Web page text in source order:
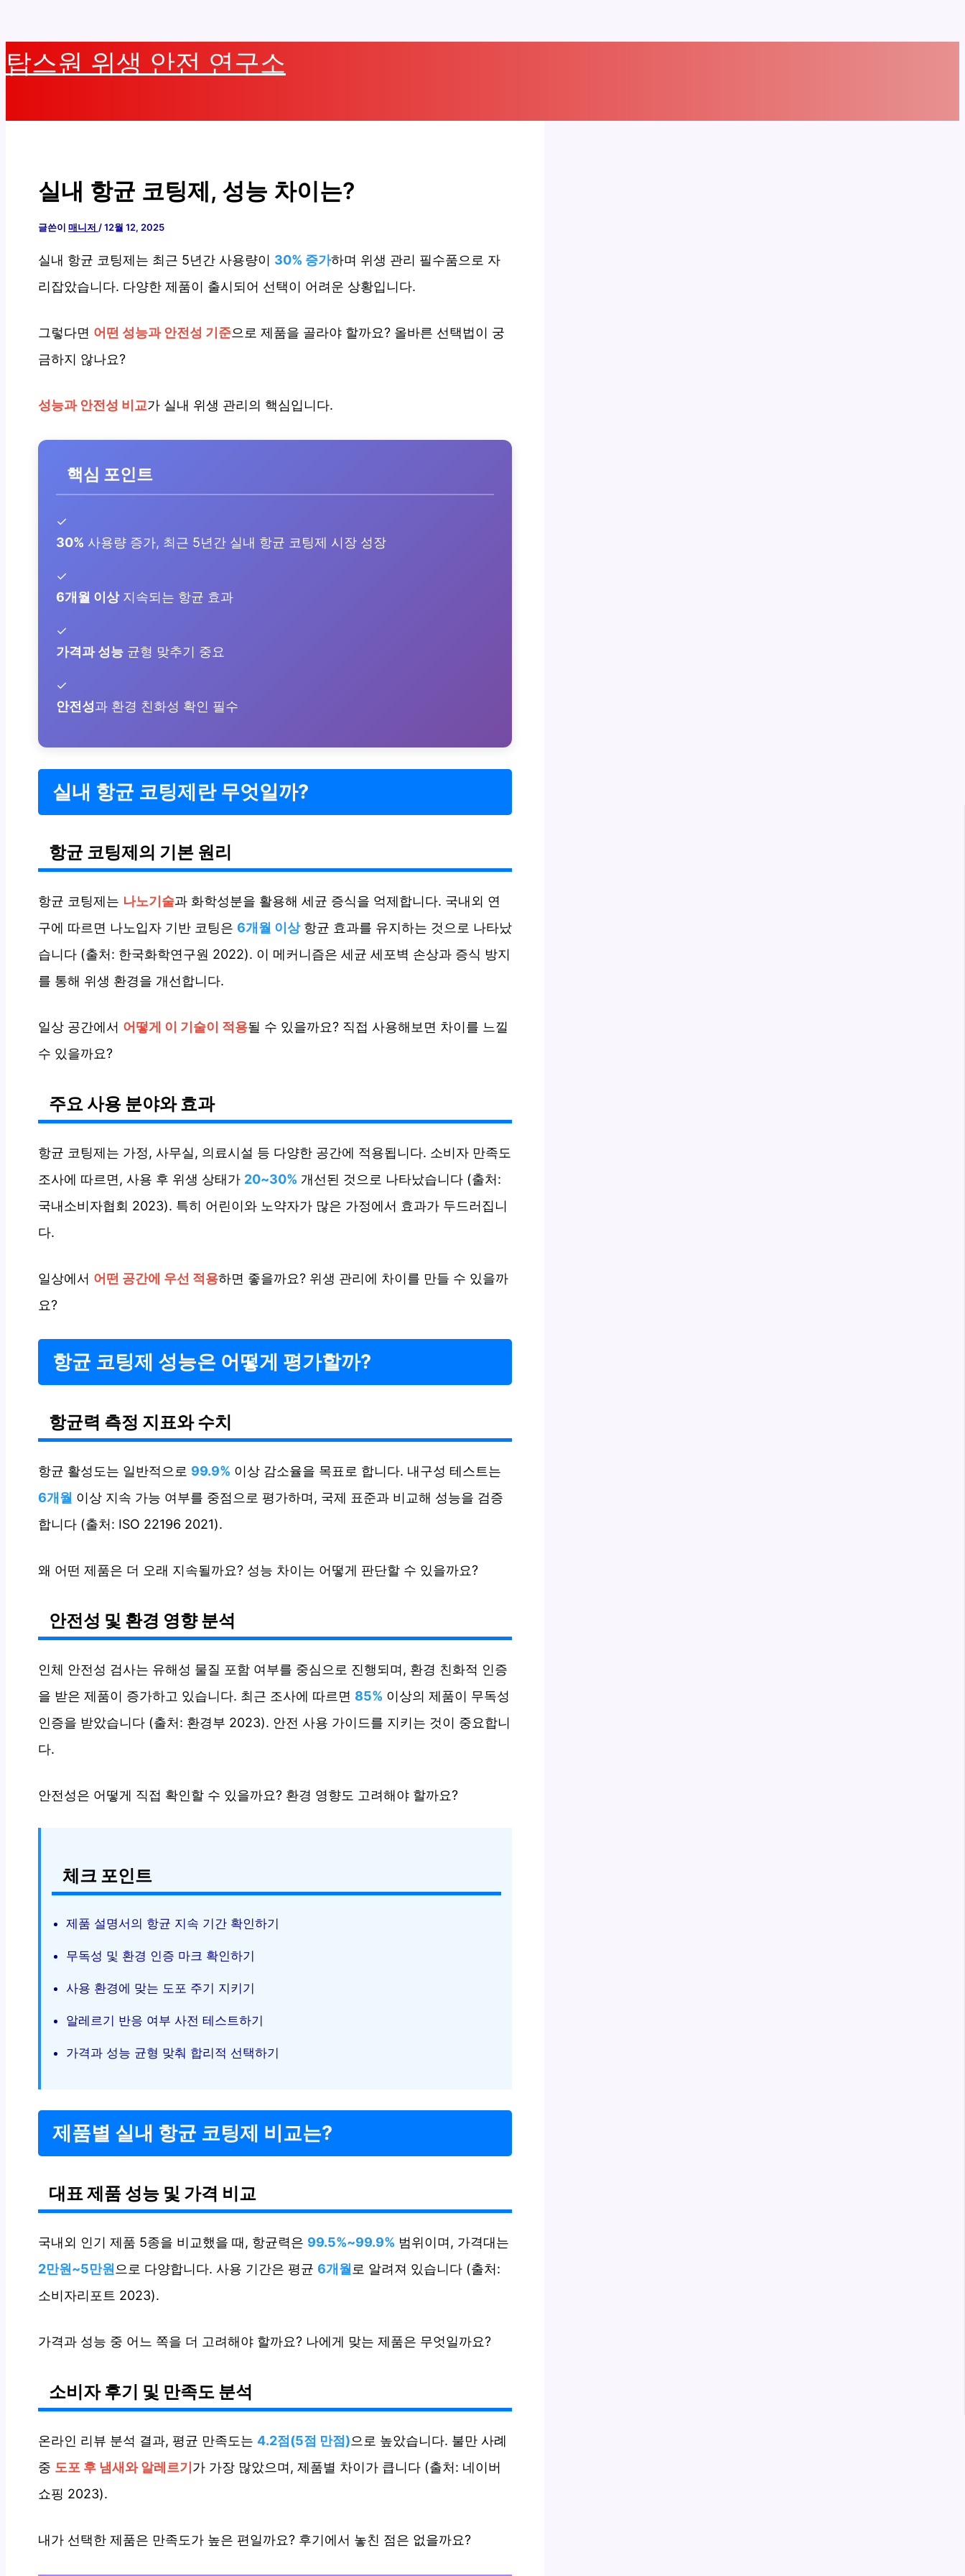
콘
텐
탑스원 위생 안전 연구소
실내 항균 코팅제, 성능 차이는?
글쓴이 매니저 /12월 12, 2025
실내 항균 코팅제는 최근 5년간 사용량이 30% 증가하며 위생 관리 필수품으로 자
리잡았습니다. 다양한 제품이 출시되어 선택이 어려운 상황입니다.
그렇다면 어떤 성능과 안전성 기준으로 제품을 골라야 할까요? 올바른 선택법이 궁
금하지 않나요?
성능과 안전성 비교가 실내 위생 관리의 핵심입니다.
핵심 포인트
✓
30% 사용량 증가, 최근 5년간 실내 항균 코팅제 시장 성장
✓
6개월 이상지속되는 항균 효과
✓
가격과 성능 균형 맞추기 중요
✓
안전성과 환경 친화성 확인 필수
실내 항균 코팅제란 무엇일까?
항균 코팅제의 기본 원리
항균 코팅제는 나노기술과 화학성분을 활용해 세균 증식을 억제합니다. 국내외 연
구에 따르면 나노입자 기반 코팅은 6개월 이상항균 효과를 유지하는 것으로 나타났
습니다 (출처: 한국화학연구원 2022). 이 메커니즘은 세균 세포벽 손상과 증식 방지
를 통해 위생 환경을 개선합니다.
일상 공간에서 어떻게 이 기술이 적용될 수 있을까요? 직접 사용해보면 차이를 느낄
수 있을까요?
주요 사용 분야와 효과
항균 코팅제는 가정, 사무실, 의료시설 등 다양한 공간에 적용됩니다. 소비자 만족도
조사에 따르면, 사용 후 위생 상태가 20~30% 개선된 것으로 나타났습니다 (출처:
국내소비자협회 2023). 특히 어린이와 노약자가 많은 가정에서 효과가 두드러집니
다.
일상에서 어떤 공간에 우선 적용하면 좋을까요? 위생 관리에 차이를 만들 수 있을까
요?
항균 코팅제 성능은 어떻게 평가할까?
항균력 측정 지표와 수치
항균 활성도는 일반적으로 99.9% 이상 감소율을 목표로 합니다. 내구성 테스트는
6개월 이상 지속 가능 여부를 중점으로 평가하며, 국제 표준과 비교해 성능을 검증
합니다 (출처: ISO 22196 2021).
왜 어떤 제품은 더 오래 지속될까요? 성능 차이는 어떻게 판단할 수 있을까요?
안전성 및 환경 영향 분석
인체 안전성 검사는 유해성 물질 포함 여부를 중심으로 진행되며, 환경 친화적 인증
을 받은 제품이 증가하고 있습니다. 최근 조사에 따르면 85% 이상의 제품이 무독성
인증을 받았습니다 (출처: 환경부 2023). 안전 사용 가이드를 지키는 것이 중요합니
다.
안전성은 어떻게 직접 확인할 수 있을까요? 환경 영향도 고려해야 할까요?
체크 포인트
제품 설명서의 항균 지속 기간 확인하기
무독성 및 환경 인증 마크 확인하기
사용 환경에 맞는 도포 주기 지키기
알레르기 반응 여부 사전 테스트하기
가격과 성능 균형 맞춰 합리적 선택하기
제품별 실내 항균 코팅제 비교는?
대표 제품 성능 및 가격 비교
국내외 인기 제품 5종을 비교했을 때, 항균력은 99.5%~99.9% 범위이며, 가격대는
2만원~5만원 으로 다양합니다. 사용 기간은 평균 6개월 로 알려져 있습니다 (출처:
소비자리포트 2023).
가격과 성능 중 어느 쪽을 더 고려해야 할까요? 나에게 맞는 제품은 무엇일까요?
소비자 후기 및 만족도 분석
온라인 리뷰 분석 결과, 평균 만족도는 4.2점(5점 만점)으로 높았습니다. 불만 사례
중 도포 후 냄새와 알레르기가 가장 많았으며, 제품별 차이가 큽니다 (출처: 네이버
쇼핑 2023).
내가 선택한 제품은 만족도가 높은 편일까요? 후기에서 놓친 점은 없을까요?